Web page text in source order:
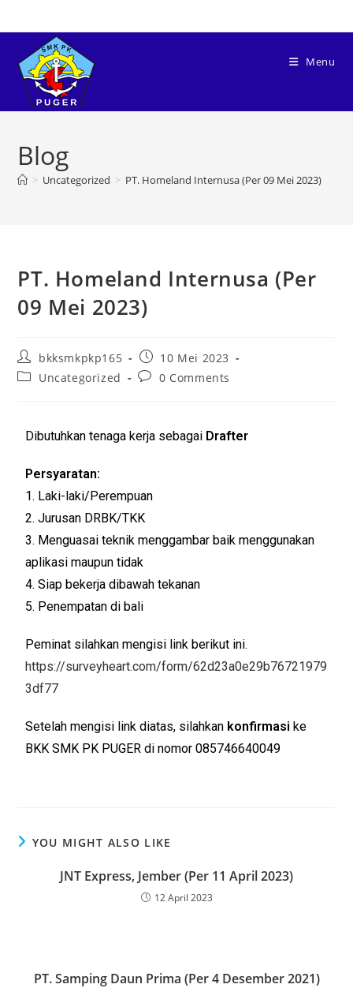
Menu
Blog
> Uncategorized > PT. Homeland Internusa (Per 09 Mei 2023)
PT. Homeland Internusa (Per
09 Mei 2023)
bkksmkpkp165
10 Mei 2023
Uncategorized
0 Comments
Dibutuhkan tenaga kerja sebagai Drafter
Persyaratan:
1. Laki-laki/Perempuan
2. Jurusan DRBK/TKK
3. Menguasai teknik menggambar baik menggunakan
aplikasi maupun tidak
4. Siap bekerja dibawah tekanan
5. Penempatan di bali
Peminat silahkan mengisi link berikut ini.
https://surveyheart.com/form/62d23a0e29b76721979
3df77
Setelah mengisi link diatas, silahkan konfirmasi ke
BKK SMK PK PUGER di nomor 085746640049
YOU MIGHT ALSO LIKE
JNT Express, Jember (Per 11 April 2023)
12 April 2023
PT. Samping Daun Prima (Per 4 Desember 2021)